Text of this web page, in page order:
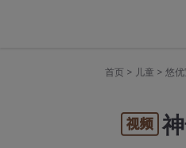
首页 > 儿童 > 悠